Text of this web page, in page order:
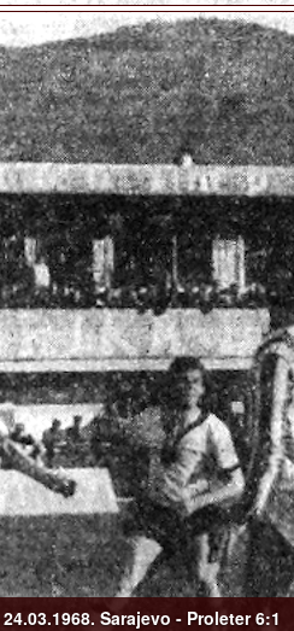
24.03.1968. Sarajevo - Proleter 6:1